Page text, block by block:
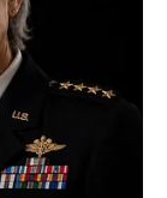
ljubavi